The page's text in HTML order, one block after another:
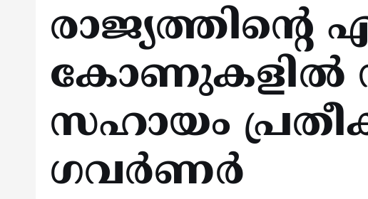
രാജ്യത്തിൻ്റെ
കോണുകളിൽ
സഹായം
ഗവർണർ